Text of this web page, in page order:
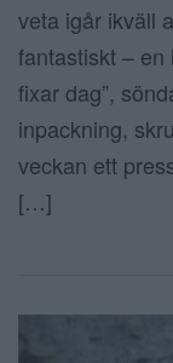
veta igår ikväll
fantastiskt – en
fixar dag”,
inpackning,
veckan ett
[…]